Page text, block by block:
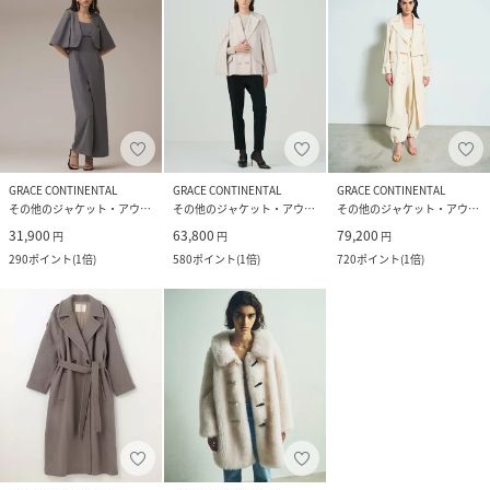
GRACE CONTINENTAL
その他のジャケット・アウター
31,900 円
290ポイント(1倍)
GRACE CONTINENTAL
その他のジャケット・アウター
63,800 円
580ポイント(1倍)
GRACE CONTINENTAL
その他のジャケット・アウター
79,200 円
720ポイント(1倍)